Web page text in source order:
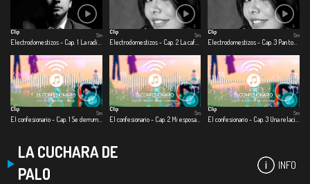
Clip
5m
Clip
Electrodomestizos - Cap. 2 La cafetera del amor
5m
Clip
5m
Clip
5m
Clip
El confesionario - Cap. 2 Mi esposa muere en cuarentena
5m
Clip
5m
LA CUCHARA DE
PALO
INFO